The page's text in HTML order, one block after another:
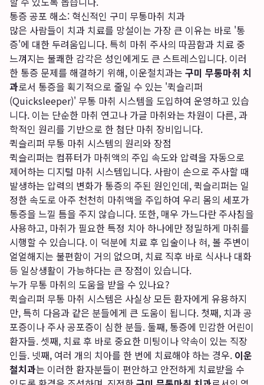
통증 공포 해소: 혁신적인 구미 무통마취 치과
많은 사람들이 치과 치료를 망설이는 가장 큰 이유는 바로 '통
증'에 대한 두려움입니다. 특히 마취 주사의 따끔함과 치료 중
느껴지는 불쾌한 감각은 성인에게도 큰 스트레스입니다. 이러
한 통증 문제를 해결하기 위해, 이운철치과는 구미 무통마취 치
과로서 통증을 획기적으로 줄일 수 있는 '퀵슬리퍼
(Quicksleeper)' 무통 마취 시스템을 도입하여 운영하고 있습
니다. 이는 단순한 마취 연고나 가글 마취와는 차원이 다른, 과
학적인 원리를 기반으로 한 첨단 마취 장비입니다.
퀵슬리퍼 무통 마취 시스템의 원리와 장점
퀵슬리퍼는 컴퓨터가 마취액의 주입 속도와 압력을 자동으로
제어하는 디지털 마취 시스템입니다. 사람이 손으로 주사할 때
발생하는 압력의 변화가 통증의 주된 원인인데, 퀵슬리퍼는 일
정한 속도로 아주 천천히 마취액을 주입하여 우리 몸의 세포가
통증을 느낄 틈을 주지 않습니다. 또한, 매우 가느다란 주사침을
사용하고, 마취가 필요한 특정 치아 하나에만 정밀하게 마취를
시행할 수 있습니다. 이 덕분에 치료 후 입술이나 혀, 볼 주변이
얼얼해지는 불편함이 거의 없으며, 치료 직후 바로 식사나 대화
등 일상생활이 가능하다는 큰 장점이 있습니다.
누가 무통 마취의 도움을 받을 수 있나요?
퀵슬리퍼 무통 마취 시스템은 사실상 모든 환자에게 유용하지
만, 특히 다음과 같은 분들에게 큰 도움이 됩니다. 첫째, 치과 공
포증이나 주사 공포증이 심한 분들. 둘째, 통증에 민감한 어린이
환자들. 셋째, 치료 후 바로 중요한 미팅이나 약속이 있는 직장
인들. 넷째, 여러 개의 치아를 한 번에 치료해야 하는 경우. 이운
철치과는 이러한 환자분들이 편안하고 안전하게 치료받을 수